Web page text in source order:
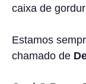
caixa de
Estamos
chamado de